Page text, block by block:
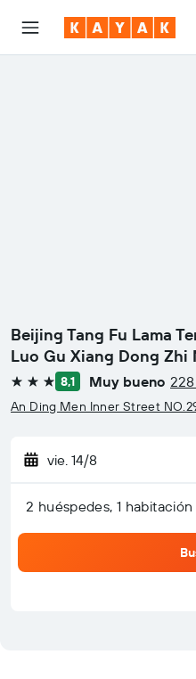
Beijing Tang Fu Lama
Luo Gu Xiang Dong Zhi
3 estrellas
8,1 Muy bueno
An Ding Men Inner Street
vie. 14/8
2 huéspedes, 1 habitación